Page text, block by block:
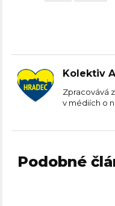
Kolektiv
Zpracovává
v médiích o
Podobné